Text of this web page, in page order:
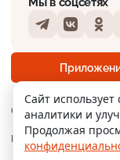
2 м/с
О нас
Реклама
Telegram
Сайт
аналитики и
Продолжая